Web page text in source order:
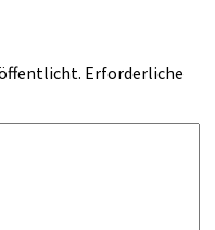
Erforderliche